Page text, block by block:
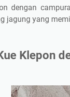
dengan
jagung yang
Klepon